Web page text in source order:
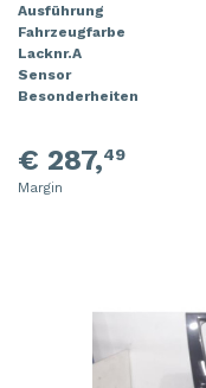
Ausführung
Fahrzeugfarbe
Lacknr.A
Sensor
Besonderheiten
€ 287,49
Margin